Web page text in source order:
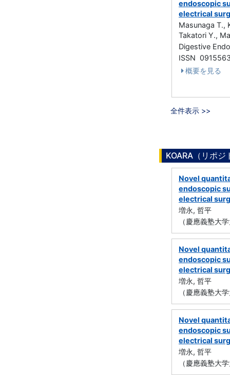
endoscopic
electrical
Masunaga T.,
Takatori Y.,
Digestive
ISSN
概要を見る
全件表示 >>
KOARA（リポ
Novel
endoscopic
electrical
増永, 哲平
（慶應義塾大
Novel
endoscopic
electrical
増永, 哲平
（慶應義塾大
Novel
endoscopic
electrical
増永, 哲平
（慶應義塾大